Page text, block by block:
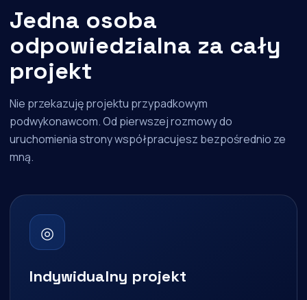
Jedna osoba
odpowiedzialna za cały
projekt
Nie przekazuję projektu przypadkowym
podwykonawcom. Od pierwszej rozmowy do
uruchomienia strony współpracujesz bezpośrednio ze
mną.
◎
Indywidualny projekt